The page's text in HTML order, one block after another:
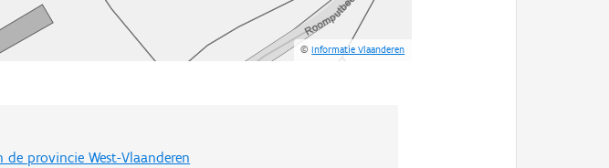
©Informatie Vlaanderen
provincie West-Vlaanderen